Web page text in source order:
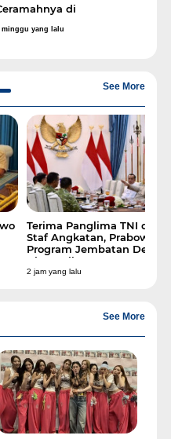
di
Nathalie
Holscher
minggu yang lalu
See More
Terima Panglima TNI dan
Staf Angkatan, Prabowo
Program Jembatan Desa
Air Bersih
2 jam yang lalu
See More